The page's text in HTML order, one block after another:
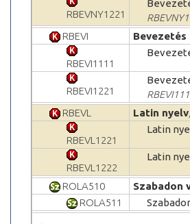
RBEVNY1221
RBEVI
RBEVI1111
RBEVI1221
RBEVL
Latin nyelv
RBEVL1221
Latin
RBEVL1222
Latin
ROLA510
Szabadon
ROLA511